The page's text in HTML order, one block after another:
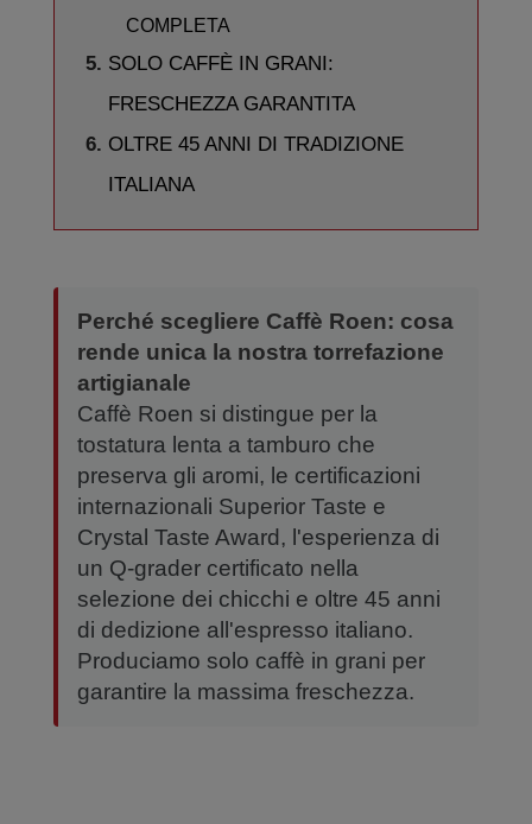
COMPLETA
SOLO CAFFÈ IN GRANI:
FRESCHEZZA GARANTITA
OLTRE 45 ANNI DI TRADIZIONE
ITALIANA
Perché scegliere Caffè Roen: cosa
rende unica la nostra torrefazione
artigianale
Caffè Roen si distingue per la
tostatura lenta a tamburo che
preserva gli aromi, le certificazioni
internazionali Superior Taste e
Crystal Taste Award, l'esperienza di
un Q-grader certificato nella
selezione dei chicchi e oltre 45 anni
di dedizione all'espresso italiano.
Produciamo solo caffè in grani per
garantire la massima freschezza.